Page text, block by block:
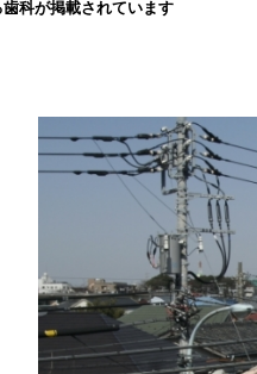
科が掲載されています